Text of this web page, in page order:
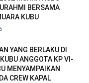
BERSAMA
KUBU
YANG BERLAKU DI
ANGGOTA KP VI-
MENYAMPAIKAN
CREW KAPAL